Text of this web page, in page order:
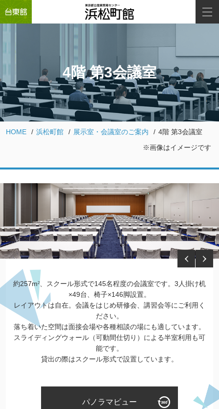
4階 第3会議室
HOME 浜松町館 展示室・会議室のご案内
4階 第3会議室
※画像はイメージです
約257m2、スクール形式で145名程度の会議室です。3人掛け机
×49台、椅子×146脚設置。
レイアウトは自在。会議をはじめ研修会、講習会等にご利用く
ださい。
落ち着いた空間は面接会場や各種相談の場にも適しています。
スライディングウォール（可動間仕切り）による半室利用も可
能です。
貸出の際はスクール形式で設置しています。
パノラマビュー